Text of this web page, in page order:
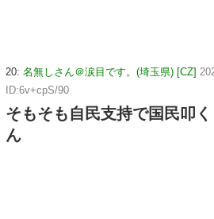
20: 名無しさん＠涙目です。(埼玉県) [CZ]
ID:6v+cpS/90
そもそも自民支持で国民叩
ん